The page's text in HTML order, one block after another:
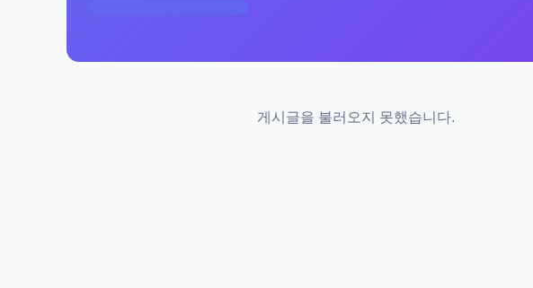
게시글을 불러오지 못했습니다.